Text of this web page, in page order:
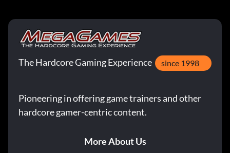
The Hardcore Gaming Experience since 1998
Pioneering in offering game trainers and other
hardcore gamer-centric content.
More About Us